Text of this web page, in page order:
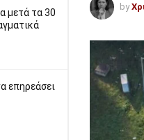
μετά τα 30
επηρεάσει
by